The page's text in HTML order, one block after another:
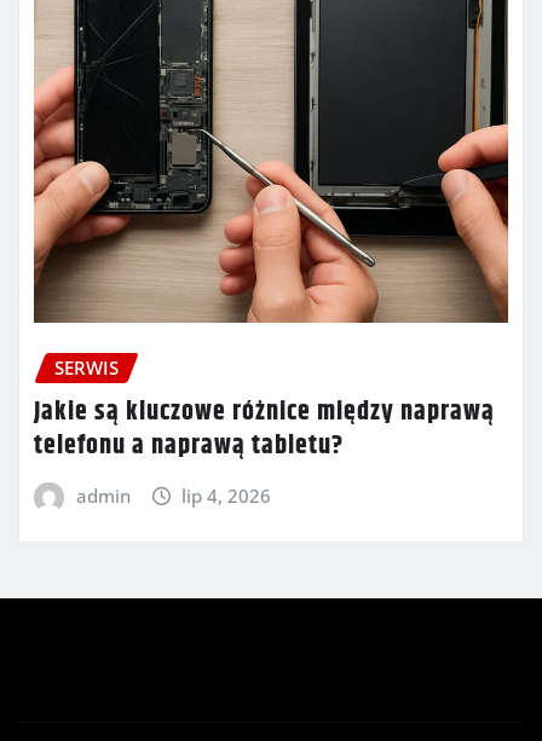
SERWIS
Jakie są kluczowe różnice między naprawą
telefonu a naprawą tabletu?
admin lip 4, 2026